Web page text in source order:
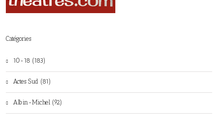
Catégories
10-18 (183)
Actes Sud (81)
Albin-Michel (92)